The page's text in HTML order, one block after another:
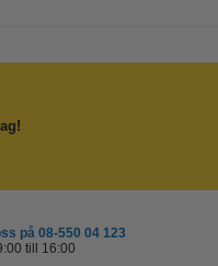
på 08-550 04 123
till 16:00